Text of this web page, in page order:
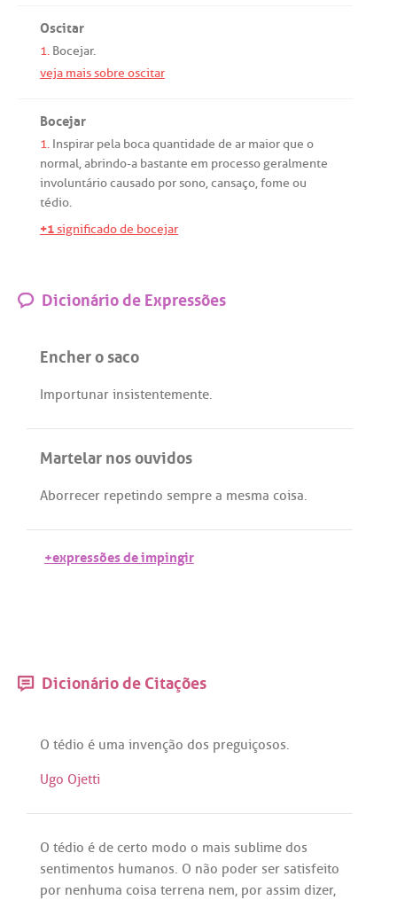
Oscitar
1. Bocejar.
veja mais sobre oscitar
Bocejar
1. Inspirar pela bocaquantidade de ar maiorque o
normal,abrindo-a bastante em processo geralmente
involuntáriocausado porsono,cansaço,fome ou
tédio.
+1significado de bocejar
Dicionário de Expressões
Encher o saco
Importunar insistentemente.
Martelar nos ouvidos
Aborrecer repetindo sempre a mesma coisa.
+expressões de impingir
Dicionário de Citações
O tédio é uma invenção dos preguiçosos.
Ugo Ojetti
O tédio é de certo modo o mais sublime dos
sentimentos humanos. O não poder ser satisfeito
por nenhuma coisa terrena nem, por assim dizer,